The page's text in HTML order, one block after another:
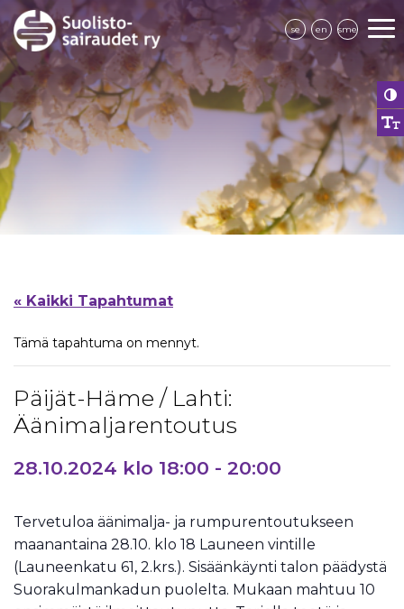
se en sme
« Kaikki Tapahtumat
Tämä tapahtuma on mennyt.
Päijät-Häme / Lahti:
Äänimaljarentoutus
28.10.2024 klo 18:00 - 20:00
Tervetuloa äänimalja- ja rumpurentoutukseen
maanantaina 28.10. klo 18 Launeen vintille
(Launeenkatu 61, 2.krs.). Sisäänkäynti talon päädystä
Suorakulmankadun puolelta. Mukaan mahtuu 10